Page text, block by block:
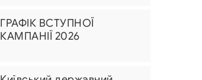
ГРАФІК ВСТУПНОЇ
КАМПАНІЇ 2026